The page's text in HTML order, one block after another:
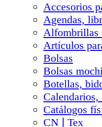
Accesorios
Agendas,
Alfombrillas
Artículos
Bolsas
Bolsas
Botellas,
Catálogos
CN❘Tex